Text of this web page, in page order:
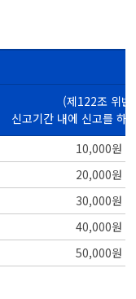
신고기간 내에 신고를 하지 않은
로 나눈 표
(제122조 위반)
신고기간 내에 신고를 하
10,000원
20,000원
30,000원
40,000원
50,000원